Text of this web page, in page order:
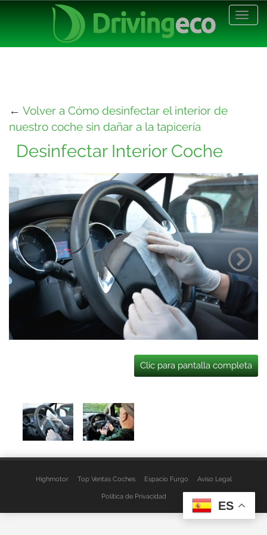
← Volver a Cómo desinfectar el interior de
nuestro coche sin dañar a la tapicería
Desinfectar Interior Coche
Clic para pantalla completa
Highmotor Top Ventas Coches Espacio Furgo Aviso Legal
Política de Privacidad
ES